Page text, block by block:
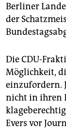
Berliner
der
Die CDU-
Möglichkeit,
einzufordern.
nicht in ihren
Evers vor